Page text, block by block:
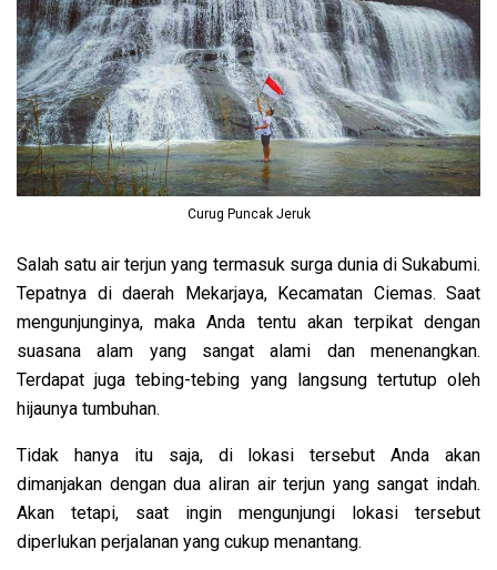
Curug Puncak Jeruk
Salah satu air terjun yang termasuk surga dunia di Sukabumi.
Tepatnya di daerah Mekarjaya, Kecamatan Ciemas. Saat
mengunjunginya, maka Anda tentu akan terpikat dengan
suasana alam yang sangat alami dan menenangkan.
Terdapat juga tebing-tebing yang langsung tertutup oleh
hijaunya tumbuhan.
Tidak hanya itu saja, di lokasi tersebut Anda akan
dimanjakan dengan dua aliran air terjun yang sangat indah.
Akan tetapi, saat ingin mengunjungi lokasi tersebut
diperlukan perjalanan yang cukup menantang.